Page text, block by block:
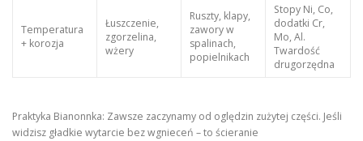
Temperatura
+ korozja
Łuszczenie,
zgorzelina,
wżery
Ruszty, klapy,
zawory w
spalinach,
popielnikach
Stopy Ni, Co,
dodatki Cr,
Mo, Al.
Twardość
drugorzędna
Praktyka Bianonnka: Zawsze zaczynamy od oględzin zużytej części. Jeśli
widzisz gładkie wytarcie bez wgnieceń – to ścieranie